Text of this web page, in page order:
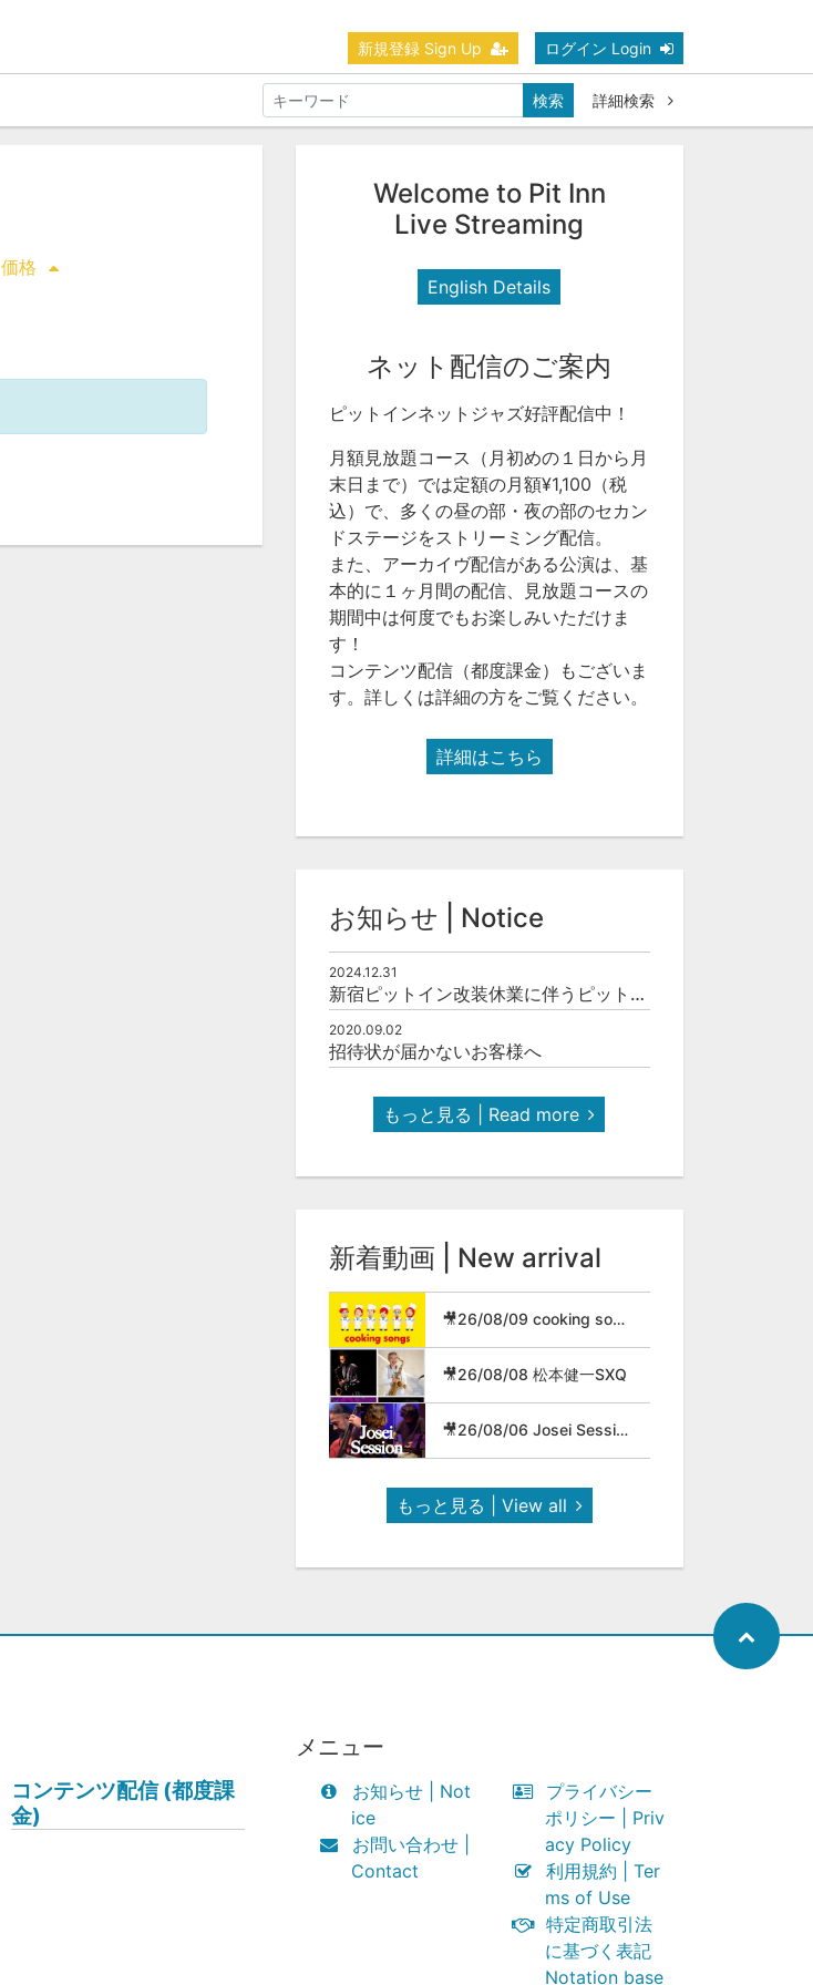
新規登録 Sign Up ログイン Login
検索
詳細検索
価格
Welcome to Pit Inn
Live Streaming
English Details
ネット配信のご案内
ピットインネットジャズ好評配信中！
月額見放題コース（月初めの１日から月
末日まで）では定額の月額¥1,100（税
込）で、多くの昼の部・夜の部のセカン
ドステージをストリーミング配信。
また、アーカイヴ配信がある公演は、基
本的に１ヶ月間の配信、見放題コースの
期間中は何度でもお楽しみいただけま
す！
コンテンツ配信（都度課金）もございま
す。詳しくは詳細の方をご覧ください。
詳細はこちら
お知らせ | Notice
2024.12.31
新宿ピットイン改装休業に伴うピットインネットジャズのご案内
2020.09.02
招待状が届かないお客様へ
もっと見る | Read more
新着動画 | New arrival
🎥26/08/09 cooking songs
🎥26/08/08 松本健一SXQ
🎥26/08/06 Josei Session
もっと見る | View all
コンテンツ配信 (都度課
金)
メニュー
お知らせ | Not
ice
お問い合わせ |
Contact
プライバシー
ポリシー | Priv
acy Policy
利用規約 | Ter
ms of Use
特定商取引法
に基づく表記
Notation base